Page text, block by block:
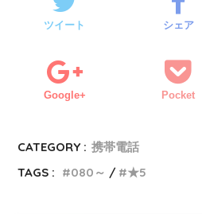
ツイート シェア
Google+ Pocket
CATEGORY : 携帯電話
TAGS :
080～ ★5